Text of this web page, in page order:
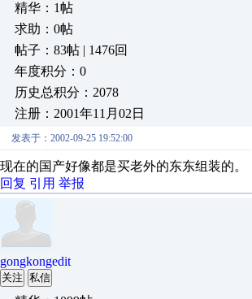
精华：1帖
求助：0帖
帖子：83帖 | 1476回
年度积分：0
历史总积分：2078
注册：2001年11月02日
发表于：2002-09-25 19:52:00
现在的国产好像都是买老外的东东组装的。
回复 引用 举报
gongkongedit
关注 私信